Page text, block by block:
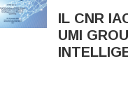
IL CNR
UMI